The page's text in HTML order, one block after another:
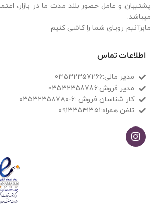
پشتیبان و عامل حضور بلند مدت ما در بازار،
میباشد.
مابرآنیم رویای شما را کاشی کنیم
اطلاعات تماس
مدیر مالی:03532357266
مدیر فروش:03532358786
کار شناسان فروش :۶-۰۳۵۳۲۳۵۸۷۸۰
تلفن همراه:۰۹۱۳۳۵۴۱۳۵۱